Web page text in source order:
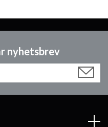
nyhetsbrev